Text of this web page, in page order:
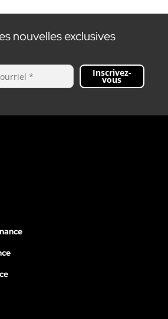
nouvelles exclusives
Inscrivez-
vous